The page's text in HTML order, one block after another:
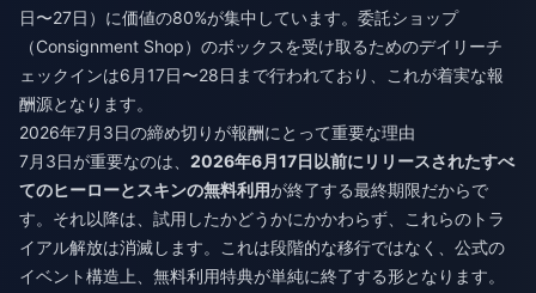
日〜27日）に価値の80%が集中しています。委託ショップ
（Consignment Shop）のボックスを受け取るためのデイリーチ
ェックインは6月17日〜28日まで行われており、これが着実な報
酬源となります。
2026年7月3日の締め切りが報酬にとって重要な理由
7月3日が重要なのは、 2026年6月17日以前にリリースされたすべ
てのヒーローとスキンの無料利用が終了する最終期限だからで
す。それ以降は、試用したかどうかにかかわらず、これらのトラ
イアル解放は消滅します。これは段階的な移行ではなく、公式の
イベント構造上、無料利用特典が単純に終了する形となります。